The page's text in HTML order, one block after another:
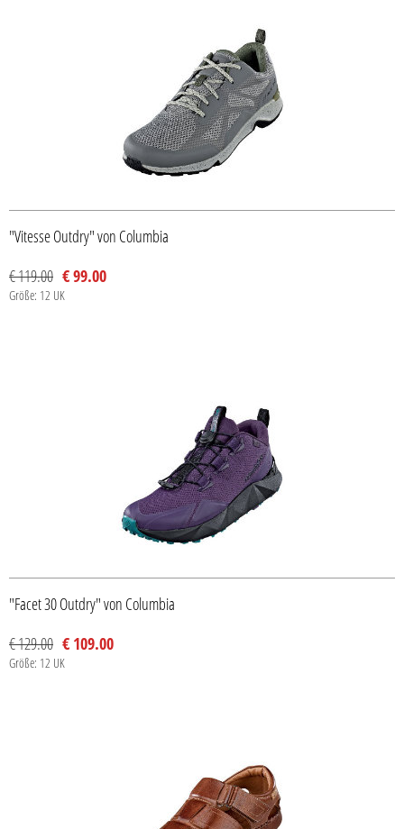
"Vitesse Outdry" von Columbia
€ 119.00 € 99.00
Größe: 12 UK
"Facet 30 Outdry" von Columbia
€ 129.00 € 109.00
Größe: 12 UK